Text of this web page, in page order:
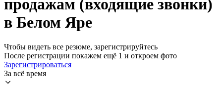
продажам (входящие звонки)
в Белом Яре
Чтобы видеть все резюме, зарегистрируйтесь
После регистрации покажем ещё 1 и откроем фото
Зарегистрироваться
За всё время